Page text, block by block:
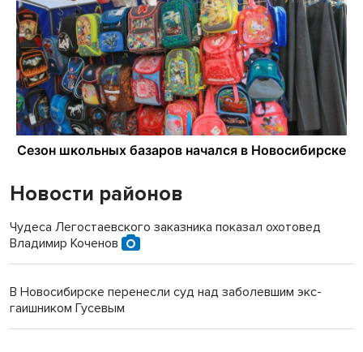
Новости районов
Чудеса Легостаевского заказника показал охотовед
Владимир Коченов
В Новосибирске перенесли суд над заболевшим экс-
гаишником Гусевым